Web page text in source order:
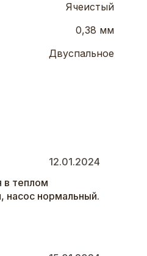
Ячеистый
0,38 мм
Двуспальное
12.01.2024
в теплом
насос нормальный.